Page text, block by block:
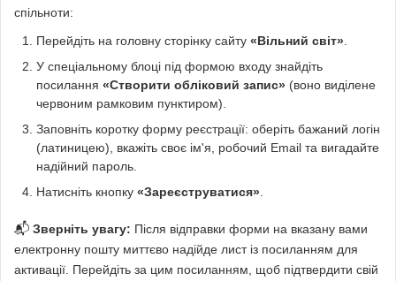
спільноти:
Перейдіть на головну сторінку сайту «Вільний світ»
У спеціальному блоці під формою входу знайдіть
посилання «Створити обліковий запис» (воно виділене
червоним рамковим пунктиром).
Заповніть коротку форму реєстрації: оберіть бажаний логін
(латиницею), вкажіть своє ім'я, робочий Email та вигадайте
надійний пароль.
Натисніть кнопку «Зареєструватися»
📬 Зверніть увагу: Після відправки форми на вказану вами
електронну пошту миттєво надійде лист із посиланням для
активації. Перейдіть за цим посиланням, щоб підтвердити свій